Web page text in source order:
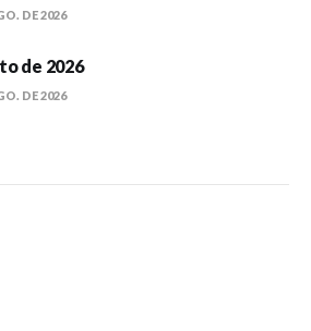
DE 2026
de 2026
DE 2026